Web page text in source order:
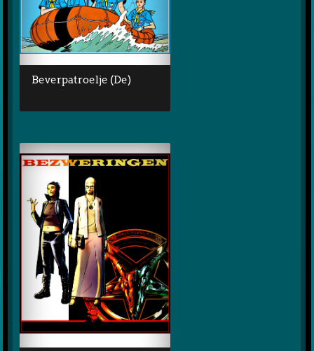
Beverpatroelje (De)